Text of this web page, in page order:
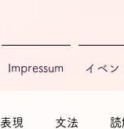
表現 文法 読
Impressum イベン